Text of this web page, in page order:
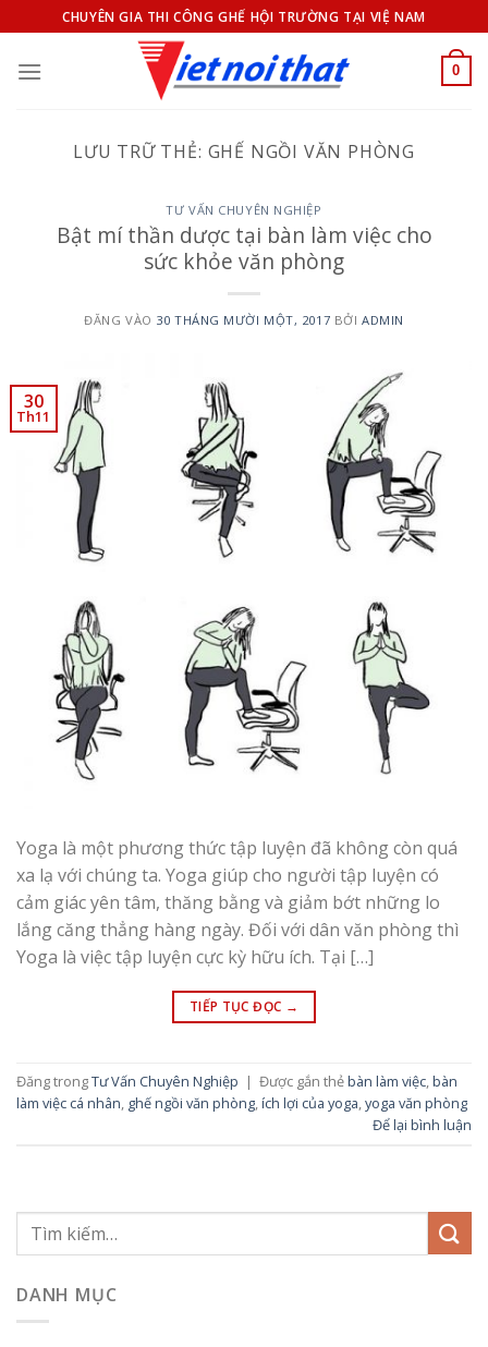
qua
nội
CHUYÊN GIA THI CÔNG GHẾ HỘI TRƯỜNG TẠI VIỆ NAM
0
LƯU TRỮ THẺ: GHẾ NGỒI VĂN PHÒNG
TƯ VẤN CHUYÊN NGHIỆP
Bật mí thần dược tại bàn làm việc cho
sức khỏe văn phòng
ĐĂNG VÀO 30 THÁNG MƯỜI MỘT, 2017 BỞI ADMIN
30
Th11
Yoga là một phương thức tập luyện đã không còn quá
xa lạ với chúng ta. Yoga giúp cho người tập luyện có
cảm giác yên tâm, thăng bằng và giảm bớt những lo
lắng căng thẳng hàng ngày. Đối với dân văn phòng thì
Yoga là việc tập luyện cực kỳ hữu ích. Tại […]
TIẾP TỤC ĐỌC →
Đăng trongTư Vấn Chuyên Nghiệp | Được gắn thẻbàn làm việc,bàn
làm việc cá nhân, ghế ngồi văn phòng,ích lợi của yoga,yoga văn phòng
Để lại bình luận
DANH MỤC